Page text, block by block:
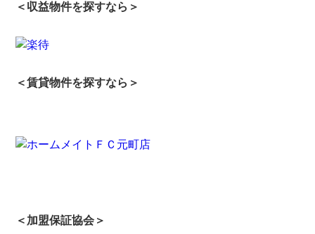
＜収益物件を探すなら＞
＜賃貸物件を探すなら＞
＜加盟保証協会＞